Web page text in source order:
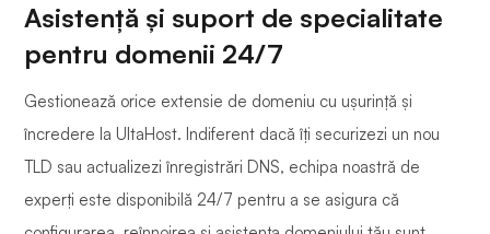
Asistență și suport de specialitate
pentru domenii 24/7
Gestionează orice extensie de domeniu cu ușurință și
încredere la UltaHost. Indiferent dacă îți securizezi un nou
TLD sau actualizezi înregistrări DNS, echipa noastră de
experți este disponibilă 24/7 pentru a se asigura că